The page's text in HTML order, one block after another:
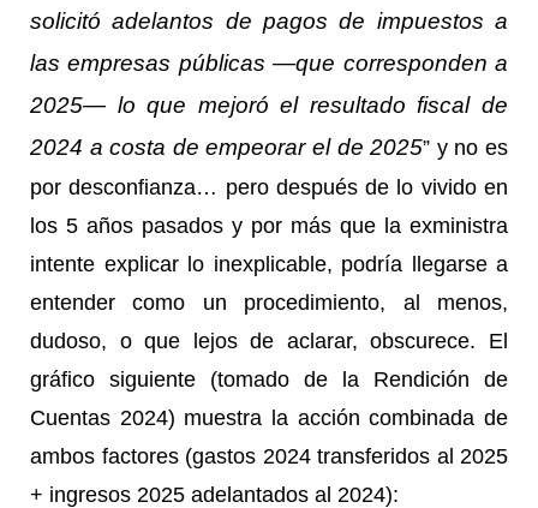
solicitó adelantos de pagos de impuestos a
las empresas públicas —que corresponden a
2025— lo que mejoró el resultado fiscal de
2024 a costa de empeorar el de 2025” y no es
por desconfianza… pero después de lo vivido en
los 5 años pasados y por más que la exministra
intente explicar lo inexplicable, podría llegarse a
entender como un procedimiento, al menos,
dudoso, o que lejos de aclarar, obscurece. El
gráfico siguiente (tomado de la Rendición de
Cuentas 2024) muestra la acción combinada de
ambos factores (gastos 2024 transferidos al 2025
+ ingresos 2025 adelantados al 2024):